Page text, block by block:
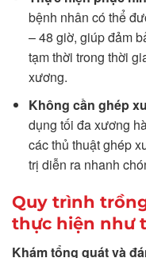
bệnh nhân có thể
– 48 giờ, giúp đảm
tạm thời trong thời
xương.
Không cần ghép
dụng tối đa xương
các thủ thuật ghép
trị diễn ra nhanh
Quy trình
thực hiện như
Khám tổng quát và